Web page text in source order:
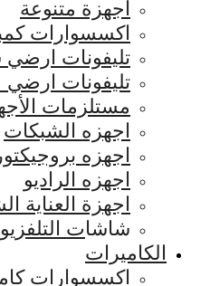
أجهزة متنوعة
اكسسوارات
تليفونات ارضي
تليفونات ارضي
مستلزمات
اجهزه الشبكات
اجهزه بروجيكتور
اجهزه الراديو
اجهزة العناية
شاشات
الكاميرات
اكسسوارات